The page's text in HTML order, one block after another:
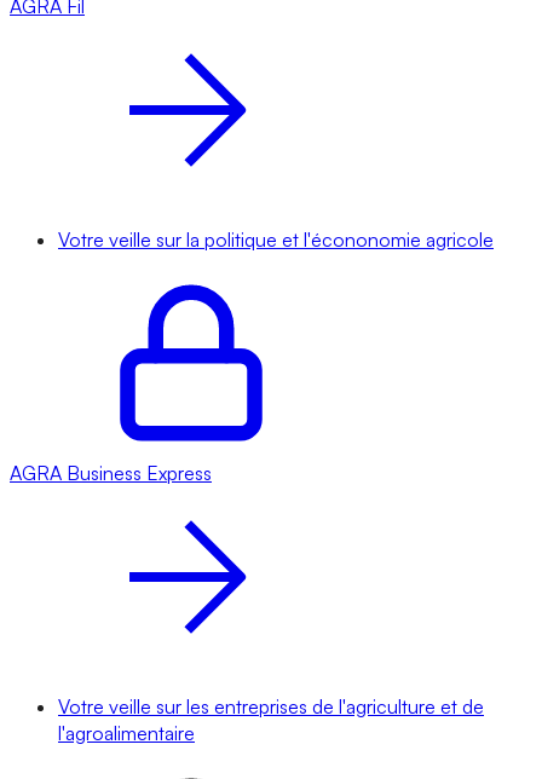
AGRA Fil
Votre veille sur la politique et l'écononomie agricole
AGRA Business Express
Votre veille sur les entreprises de l'agriculture et de
l'agroalimentaire